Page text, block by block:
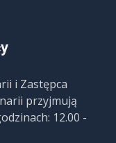
i Zastępca
przyjmują
12.00 -